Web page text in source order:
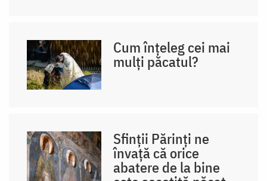
Cum înțeleg cei mai
mulți păcatul?
Sfinții Părinți ne
învață că orice
abatere de la bine